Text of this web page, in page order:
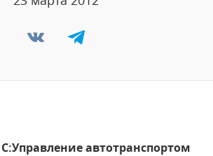
автотранспортом